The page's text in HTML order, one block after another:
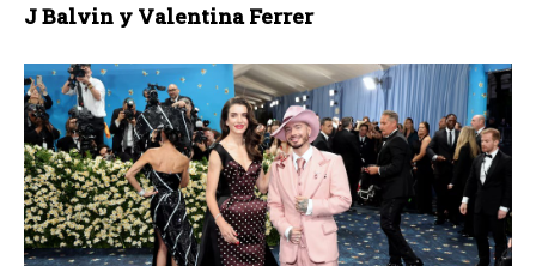
J Balvin y Valentina Ferrer